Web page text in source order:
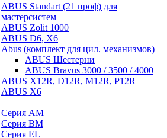
ABUS Standart (21 проф) для
мастерсистем
ABUS Zolit 1000
ABUS D6, X6
Abus (комплект для цил. механизмов)
ABUS Шестерни
ABUS Bravus 3000 / 3500 / 4000
ABUS X12R, D12R, M12R, P12R
ABUS X6
Серия AM
Серия BM
Серия EL